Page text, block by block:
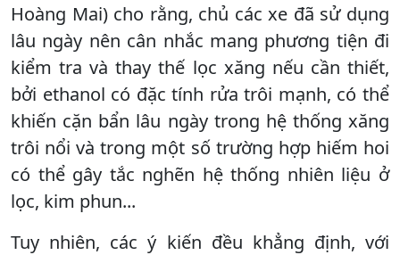
Hoàng Mai) cho rằng, chủ các xe đã sử dụng
lâu ngày nên cân nhắc mang phương tiện đi
kiểm tra và thay thế lọc xăng nếu cần thiết,
bởi ethanol có đặc tính rửa trôi mạnh, có thể
khiến cặn bẩn lâu ngày trong hệ thống xăng
trôi nổi và trong một số trường hợp hiếm hoi
có thể gây tắc nghẽn hệ thống nhiên liệu ở
lọc, kim phun...
Tuy nhiên, các ý kiến đều khẳng định, với